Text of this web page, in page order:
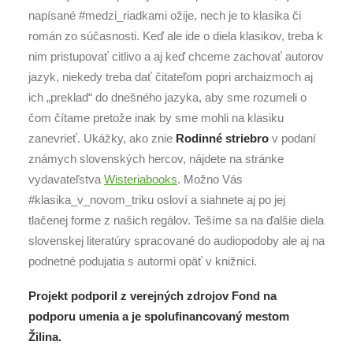
napísané #medzi_riadkami ožije, nech je to klasika či
román zo súčasnosti. Keď ale ide o diela klasikov, treba k
nim pristupovať citlivo a aj keď chceme zachovať autorov
jazyk, niekedy treba dať čitateľom popri archaizmoch aj
ich „preklad“ do dnešného jazyka, aby sme rozumeli o
čom čítame pretože inak by sme mohli na klasiku
zanevrieť. Ukážky, ako znie Rodinné striebro v podaní
známych slovenských hercov, nájdete na stránke
vydavateľstva Wisteriabooks. Možno Vás
#klasika_v_novom_triku osloví a siahnete aj po jej
tlačenej forme z našich regálov. Tešíme sa na ďalšie diela
slovenskej literatúry spracované do audiopodoby ale aj na
podnetné podujatia s autormi opäť v knižnici.
Projekt podporil z verejných zdrojov Fond na
podporu umenia a je spolufinancovaný mestom
Žilina.